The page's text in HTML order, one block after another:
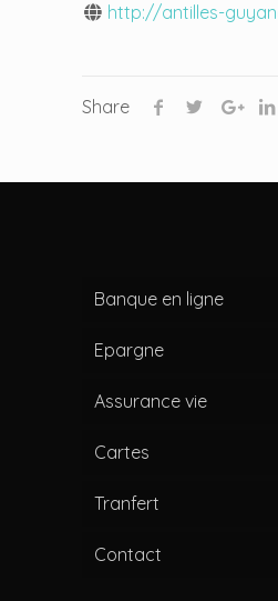
http://antilles-
Share
Banque en ligne
Epargne
Assurance vie
Cartes
Tranfert
Contact